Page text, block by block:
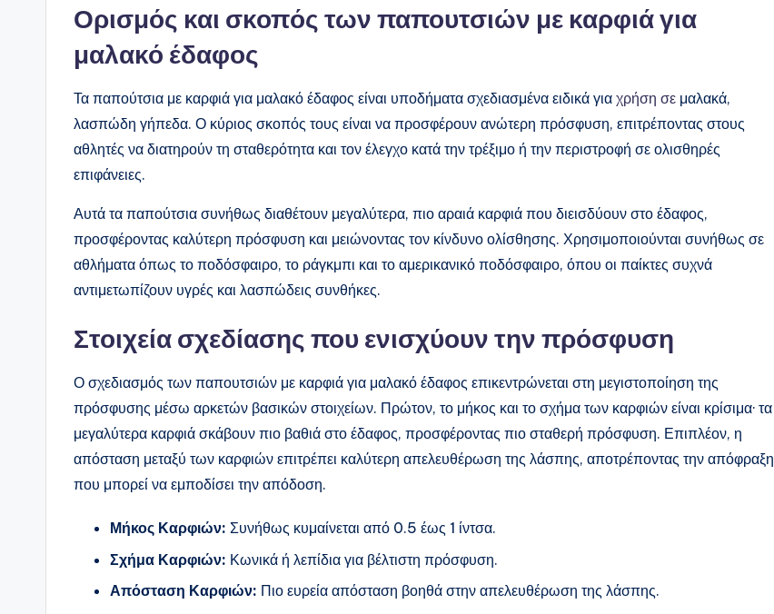
Ορισμός και σκοπός των παπουτσιών με καρφιά για
μαλακό έδαφος
Τα παπούτσια με καρφιά για μαλακό έδαφος είναι υποδήματα σχεδιασμένα ειδικά για χρήση σε μαλακά,
λασπώδη γήπεδα. Ο κύριος σκοπός τους είναι να προσφέρουν ανώτερη πρόσφυση, επιτρέποντας στους
αθλητές να διατηρούν τη σταθερότητα και τον έλεγχο κατά την τρέξιμο ή την περιστροφή σε ολισθηρές
επιφάνειες.
Αυτά τα παπούτσια συνήθως διαθέτουν μεγαλύτερα, πιο αραιά καρφιά που διεισδύουν στο έδαφος,
προσφέροντας καλύτερη πρόσφυση και μειώνοντας τον κίνδυνο ολίσθησης. Χρησιμοποιούνται συνήθως σε
αθλήματα όπως το ποδόσφαιρο, το ράγκμπι και το αμερικανικό ποδόσφαιρο, όπου οι παίκτες συχνά
αντιμετωπίζουν υγρές και λασπώδεις συνθήκες.
Στοιχεία σχεδίασης που ενισχύουν την πρόσφυση
Ο σχεδιασμός των παπουτσιών με καρφιά για μαλακό έδαφος επικεντρώνεται στη μεγιστοποίηση της
πρόσφυσης μέσω αρκετών βασικών στοιχείων. Πρώτον, το μήκος και το σχήμα των καρφιών είναι κρίσιμα· τα
μεγαλύτερα καρφιά σκάβουν πιο βαθιά στο έδαφος, προσφέροντας πιο σταθερή πρόσφυση. Επιπλέον, η
απόσταση μεταξύ των καρφιών επιτρέπει καλύτερη απελευθέρωση της λάσπης, αποτρέποντας την απόφραξη
που μπορεί να εμποδίσει την απόδοση.
Μήκος Καρφιών: Συνήθως κυμαίνεται από 0.5 έως 1 ίντσα.
Σχήμα Καρφιών: Κωνικά ή λεπίδια για βέλτιστη πρόσφυση.
Απόσταση Καρφιών: Πιο ευρεία απόσταση βοηθά στην απελευθέρωση της λάσπης.